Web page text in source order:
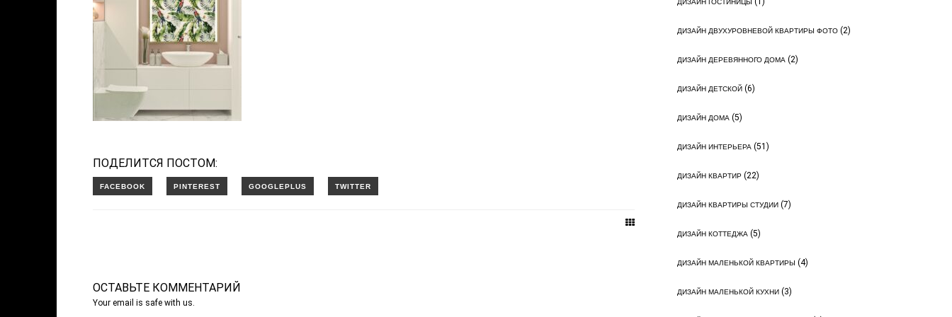
ПОДЕЛИТСЯ ПОСТОМ:
ОСТАВЬТЕ КОММЕНТАРИЙ
Your email is safe with us.
ДИЗАЙН ГОСТИНИЦЫ
ДИЗАЙН ДВУХУРОВНЕВОЙ КВАРТИРЫ ФОТО(2)
ДИЗАЙН ДЕРЕВЯННОГО ДОМА(2)
ДИЗАЙН ДЕТСКОЙ(6)
ДИЗАЙН ДОМА(5)
ДИЗАЙН ИНТЕРЬЕРА(51)
ДИЗАЙН КВАРТИР(22)
ДИЗАЙН КВАРТИРЫ СТУДИИ(7)
ДИЗАЙН КОТТЕДЖА(5)
ДИЗАЙН МАЛЕНЬКОЙ КВАРТИРЫ (4)
ДИЗАЙН МАЛЕНЬКОЙ КУХНИ(3)